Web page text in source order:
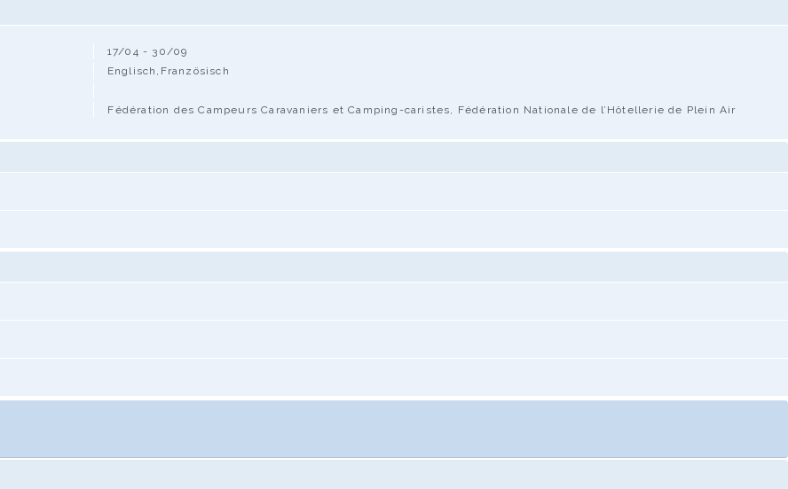
17/04 - 30/09
Englisch,Französisch
Fédération des Campeurs Caravaniers et Camping-caristes, Fédération Nationale de l’Hôtellerie de Plein Air